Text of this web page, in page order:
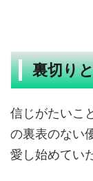
裏切り
信じがたいこ
の裏表のない
愛し始めてい